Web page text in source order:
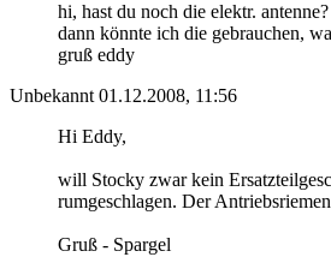
hi, hast du noch die elektr.
dann könnte ich die gebrauchen,
gruß eddy
Unbekannt 01.12.2008, 11:56
Hi Eddy,
will Stocky zwar kein
rumgeschlagen. Der
Gruß - Spargel